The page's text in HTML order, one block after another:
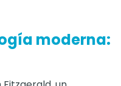
moderna: